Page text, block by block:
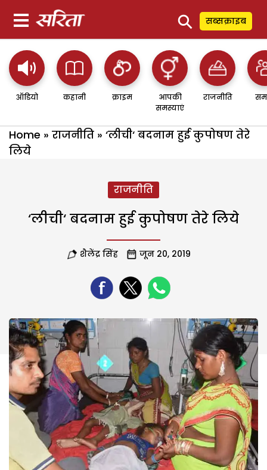
⚲ सब्सक्राइब
ऑडियो कहानी क्राइम
आपकी
समस्याएं
राजनीति
Home » राजनीति » ‘लीची‘ बदनाम हुई कुपोषण तेरे
लिये
राजनीति
‘लीची‘ बदनाम हुई कुपोषण तेरे लिये
शैलेंद्र सिंह जून 20, 2019